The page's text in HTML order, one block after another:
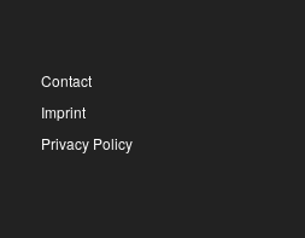
Contact
Imprint
Privacy Policy